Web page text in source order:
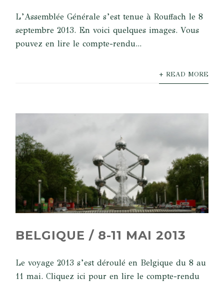
L’Assemblée Générale s’est tenue à Rouffach le 8
septembre 2013. En voici quelques images. Vous
pouvez en lire le compte-rendu...
+ READ MORE
BELGIQUE / 8-11 MAI 2013
Le voyage 2013 s’est déroulé en Belgique du 8 au
11 mai. Cliquez ici pour en lire le compte-rendu